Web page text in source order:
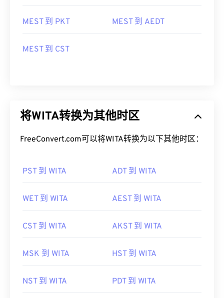
MEST 到 PKT MEST 到 AEDT
MEST 到 CST
将WITA转换为其他时区
FreeConvert.com可以将WITA转换为以下其他时区：
PST 到 WITA ADT 到 WITA
WET 到 WITA AEST 到 WITA
CST 到 WITA AKST 到 WITA
MSK 到 WITA HST 到 WITA
NST 到 WITA PDT 到 WITA